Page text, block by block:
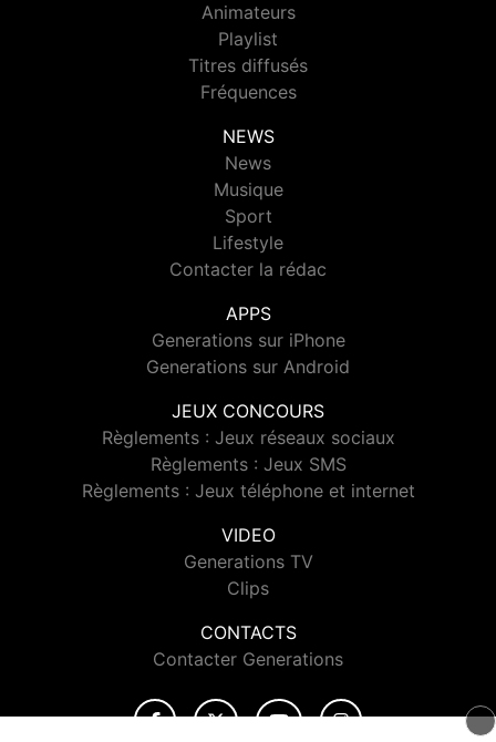
Animateurs
Playlist
Titres diffusés
Fréquences
NEWS
News
Musique
Sport
Lifestyle
Contacter la rédac
APPS
Generations sur iPhone
Generations sur Android
JEUX CONCOURS
Règlements : Jeux réseaux sociaux
Règlements : Jeux SMS
Règlements : Jeux téléphone et internet
VIDEO
Generations TV
Clips
CONTACTS
Contacter Generations